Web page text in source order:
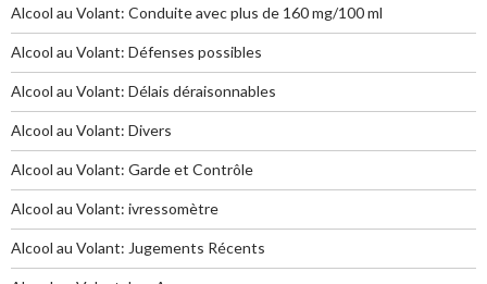
Alcool au Volant: Conduite avec plus de 160 mg/100 ml
Alcool au Volant: Défenses possibles
Alcool au Volant: Délais déraisonnables
Alcool au Volant: Divers
Alcool au Volant: Garde et Contrôle
Alcool au Volant: ivressomètre
Alcool au Volant: Jugements Récents